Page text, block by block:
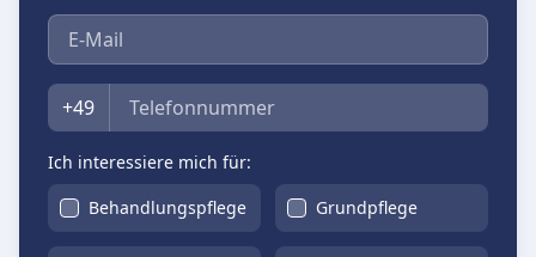
E-Mail
Telefon
+49
Ich interessiere mich für:
Behandlungspflege
Grundpflege